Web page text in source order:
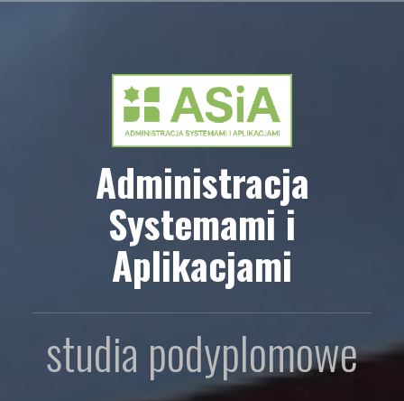
Administracja
Systemami i
Aplikacjami
studia podyplomowe